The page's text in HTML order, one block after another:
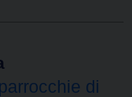
di